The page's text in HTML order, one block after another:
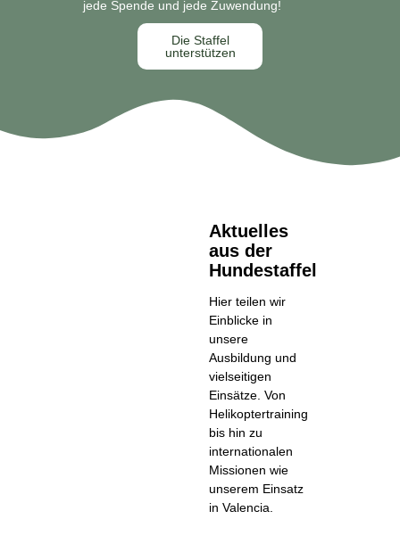
jede Spende und jede Zuwendung!
Die Staffel
unterstützen
Aktuelles
aus der
Hundestaffel
Hier teilen wir
Einblicke in
unsere
Ausbildung und
vielseitigen
Einsätze. Von
Helikoptertraining
bis hin zu
internationalen
Missionen wie
unserem Einsatz
in Valencia.